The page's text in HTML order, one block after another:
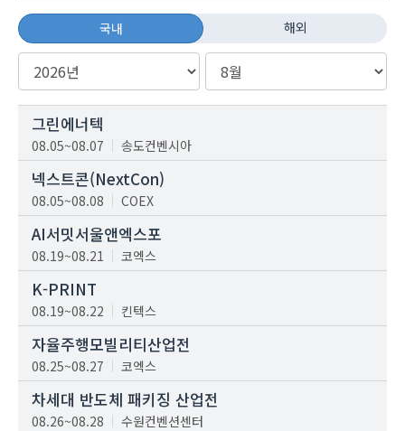
국내 해외
그린에너텍
08.05~08.07 송도컨벤시아
넥스트콘(NextCon)
08.05~08.08 COEX
AI서밋서울앤엑스포
08.19~08.21 코엑스
K-PRINT
08.19~08.22 킨텍스
자율주행모빌리티산업전
08.25~08.27 코엑스
차세대 반도체 패키징 산업전
08.26~08.28 수원컨벤션센터